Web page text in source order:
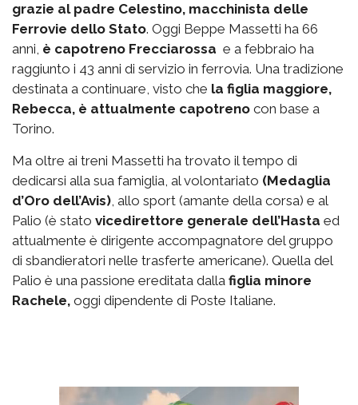
grazie al padre Celestino, macchinista delle
Ferrovie dello Stato. Oggi Beppe Massetti ha 66
anni, è capotreno Frecciarossa e a febbraio ha
raggiunto i 43 anni di servizio in ferrovia. Una tradizione
destinata a continuare, visto che la figlia maggiore,
Rebecca, è attualmente capotreno con base a
Torino.
Ma oltre ai treni Massetti ha trovato il tempo di
dedicarsi alla sua famiglia, al volontariato (Medaglia
d’Oro dell’Avis), allo sport (amante della corsa) e al
Palio (è stato vicedirettore generale dell’Hasta ed
attualmente è dirigente accompagnatore del gruppo
di sbandieratori nelle trasferte americane). Quella del
Palio è una passione ereditata dalla figlia minore
Rachele, oggi dipendente di Poste Italiane.